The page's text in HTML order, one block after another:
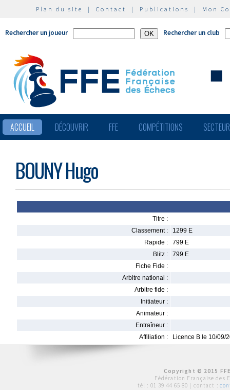
Plan du site | Contact | Publications | Mon
Rechercher un joueur Rechercher un club
ACCUEIL DÉCOUVRIR FFE COMPÉTITIONS
BOUNY Hugo
Titre :
Classement :
1299 E
Rapide :
799 E
Blitz :
799 E
Fiche Fide :
Arbitre national :
Arbitre fide :
Initiateur :
Animateur :
Entraîneur :
Affiliation :
Licence B le 10/09/
Copyright © 2015
Fédération Française des
tél : 01 39 44 65 80 | contact :